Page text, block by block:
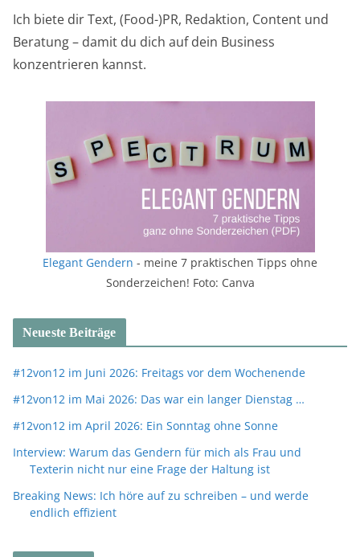
Ich biete dir Text, (Food-)PR, Redaktion, Content und
Beratung – damit du dich auf dein Business
konzentrieren kannst.
Elegant Gendern - meine 7 praktischen Tipps ohne
Sonderzeichen! Foto: Canva
Neueste Beiträge
#12von12 im Juni 2026: Freitags vor dem Wochenende
#12von12 im Mai 2026: Das war ein langer Dienstag …
#12von12 im April 2026: Ein Sonntag ohne Sonne
Interview: Warum das Gendern für mich als Frau und
Texterin nicht nur eine Frage der Haltung ist
Breaking News: Ich höre auf zu schreiben – und werde
endlich effizient